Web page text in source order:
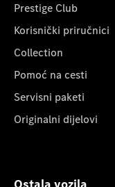
Prestige Club
Korisnički priručnici
Collection
Pomoć na cesti
Servisni paketi
Originalni dijelovi